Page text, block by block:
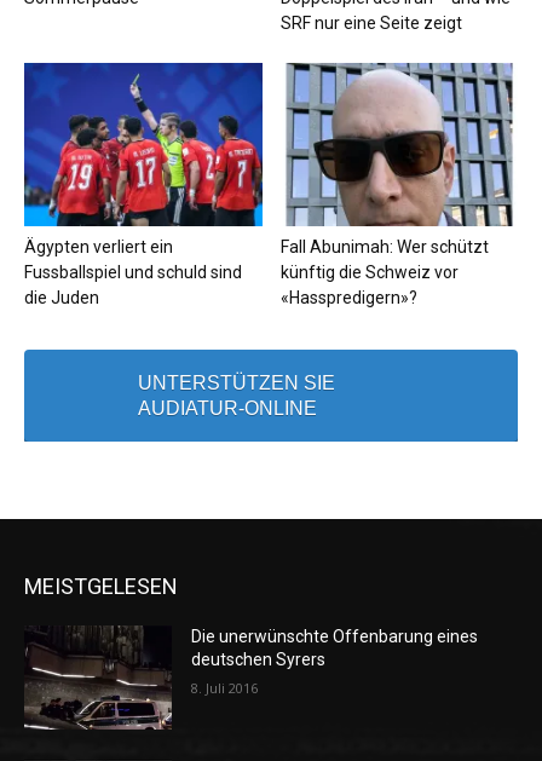
SRF nur eine Seite zeigt
Ägypten verliert ein
Fussballspiel und schuld sind
die Juden
Fall Abunimah: Wer schützt
künftig die Schweiz vor
«Hasspredigern»?
UNTERSTÜTZEN SIE
AUDIATUR-ONLINE
MEISTGELESEN
Die unerwünschte Offenbarung eines
deutschen Syrers
8. Juli 2016